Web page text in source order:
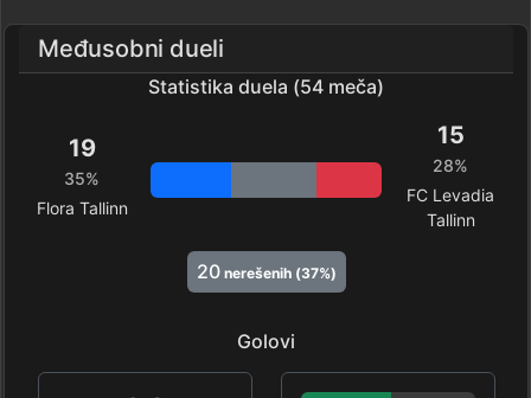
Međusobni dueli
Statistika duela (54 meča)
19
35%
Flora Tallinn
15
28%
FC Levadia
Tallinn
20nerešenih (37%)
Golovi